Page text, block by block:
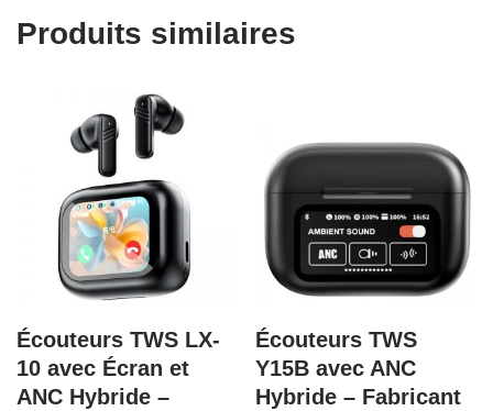
Produits similaires
Écouteurs TWS LX-
10 avec Écran et
ANC Hybride –
Écouteurs TWS
Y15B avec ANC
Hybride – Fabricant